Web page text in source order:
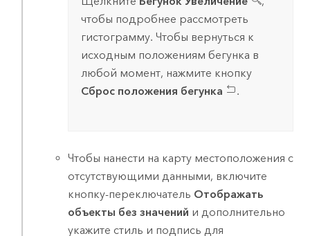
чтобы подробнее рассмотреть
гистограмму. Чтобы вернуться к
исходным положениям бегунка в
любой момент, нажмите кнопку
Сброс положения бегунка
.
Чтобы нанести на карту местоположения с
отсутствующими данными, включите
кнопку-переключатель Отображать
объекты без значений и дополнительно
укажите стиль и подпись для